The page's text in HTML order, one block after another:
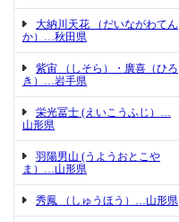
大納川天花 （だいながわてん
か）…秋田県
紫宙 （しそら）・廣喜（ひろ
き）…岩手県
栄光冨士 (えいこうふじ）…
山形県
羽陽男山 (うようおとこや
ま）…山形県
秀鳳 （しゅうほう）…山形県